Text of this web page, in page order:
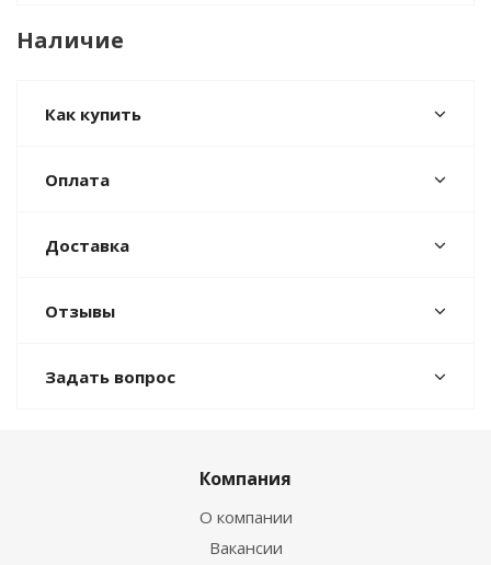
Наличие
Как купить
Оплата
Доставка
Отзывы
Задать вопрос
Компания
О компании
Вакансии